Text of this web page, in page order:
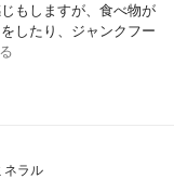
もしますが、食べ物が
したり、ジャンクフー
ネラル